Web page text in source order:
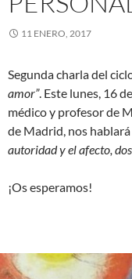
11 ENERO, 2017
Segunda charla del
amor”. Este lunes, 16
médico y profesor de
de Madrid, nos
autoridad y el afecto,
¡Os esperamos!